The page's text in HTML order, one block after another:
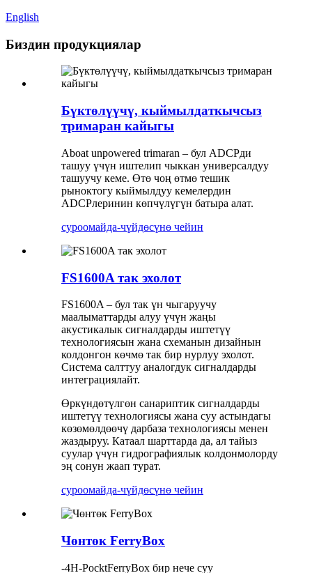
English
Биздин продукциялар
Бүктөлүүчү, кыймылдаткычсыз
тримаран кайыгы
Aboat unpowered trimaran – бул ADCPди
ташуу үчүн иштелип чыккан универсалдуу
ташуучу кеме. Өтө чоң өтмө тешик
рыноктогу кыймылдуу кемелердин
ADCPлеринин көпчүлүгүн батыра алат.
суроомайда-чүйдөсүнө чейин
FS1600A так эхолот
FS1600A – бул так үн чыгаруучу
маалыматтарды алуу үчүн жаңы
акустикалык сигналдарды иштетүү
технологиясын жана схеманын дизайнын
колдонгон көчмө так бир нурлуу эхолот.
Система салттуу аналогдук сигналдарды
интеграциялайт.
Өркүндөтүлгөн санариптик сигналдарды
иштетүү технологиясы жана суу астындагы
көзөмөлдөөчү дарбаза технологиясы менен
жаздыруу. Катаал шарттарда да, ал тайыз
суулар үчүн гидрографиялык колдонмолорду
эң сонун жаап турат.
суроомайда-чүйдөсүнө чейин
Чөнтөк FerryBox
-4H-PocktFerryBox бир нече суу